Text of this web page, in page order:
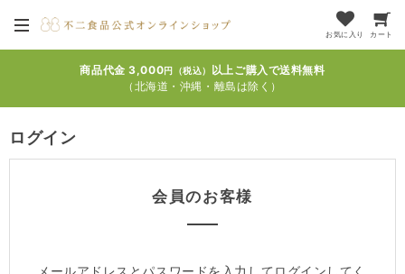
お気に入り カート
商品代金 3,000円（税込）
以上ご購入で送料無料
（北海道・沖縄・離島は除く）
ログイン
会員のお客様
メールアドレスとパスワードを入力してログインしてく